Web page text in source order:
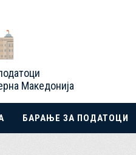
Македонија
БАРАЊЕ ЗА ПОДАТОЦИ